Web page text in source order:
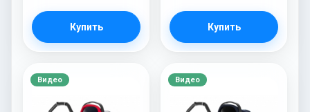
Купить Купить
Видео Видео